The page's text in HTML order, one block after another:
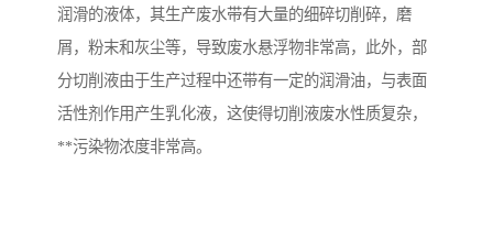
润滑的液体，其生产废水带有大量的细碎切削碎，磨
屑，粉末和灰尘等，导致废水悬浮物非常高，此外，部
分切削液由于生产过程中还带有一定的润滑油，与表面
活性剂作用产生乳化液，这使得切削液废水性质复杂，
**污染物浓度非常高。
污水提升泵站 口腔科污水处理设备
风景区生活污水处理一体